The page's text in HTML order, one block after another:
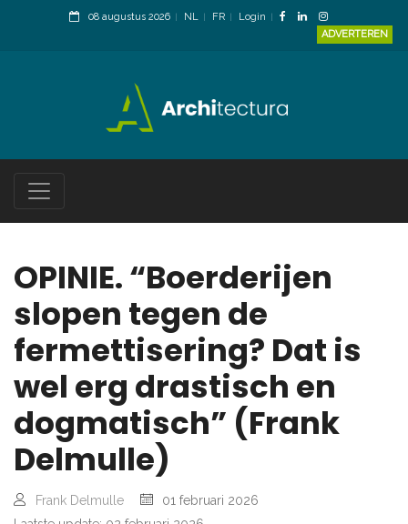
08 augustus 2026 NL FR
Login
ADVERTEREN
OPINIE. “Boerderijen
slopen tegen de
fermettisering? Dat is
wel erg drastisch en
dogmatisch” (Frank
Delmulle)
Frank Delmulle
01 februari 2026